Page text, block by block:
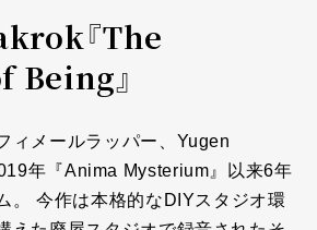
『The
』
ィメールラッパー、Yugen
年『Anima Mysterium』以来6年
。 今作は本格的なDIYスタジオ環